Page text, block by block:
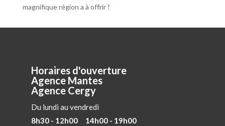
magnifique région a à offrir !
Horaires d'ouverture
Agence Mantes
Agence Cergy
Du lundi au vendredi
8h30 - 12h00 14h00 - 19h00